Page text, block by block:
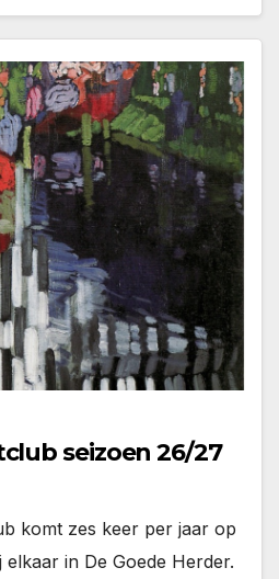
seizoen 26/27
komt zes keer per jaar op
in De Goede Herder.